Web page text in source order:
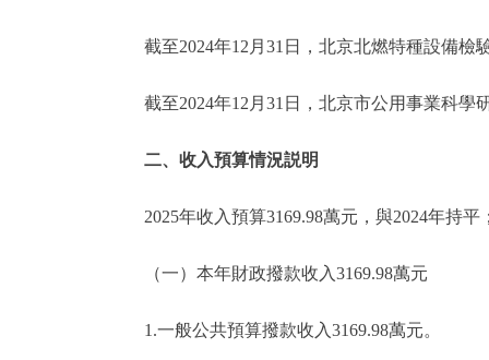
截至2024年12月31日，北京北燃特種設備檢
截至2024年12月31日，北京市公用事業科學
二、收入預算情況説明
2025年收入預算3169.98萬元，與2024年持平
（一）本年財政撥款收入3169.98萬元
1.一般公共預算撥款收入3169.98萬元。